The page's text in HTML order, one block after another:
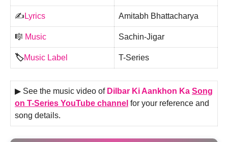
✍️ Lyrics Amitabh Bhattacharya
🎼 Music Sachin-Jigar
🏷️Music Label T-Series
▶ See the music video of Dilbar Ki Aankhon Ka Song
on T-Series YouTube channel for your reference and
song details.